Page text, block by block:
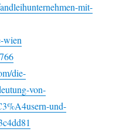
mit-
wien
die-
von-
und-